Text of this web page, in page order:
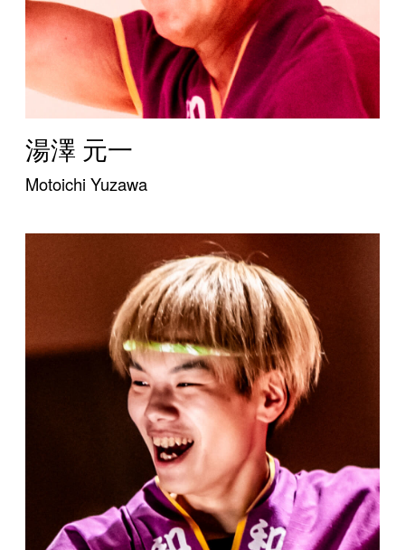
湯澤 元一
Motoichi Yuzawa